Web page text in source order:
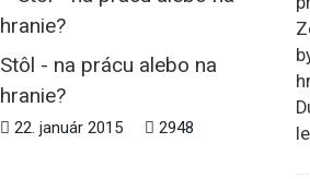
Stôl - na prácu alebo na
hranie?
22. január 2015 2948